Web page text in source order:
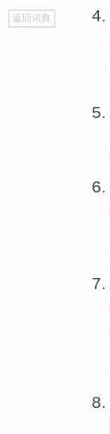
go
top
返回词典